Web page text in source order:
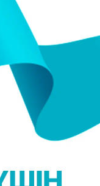
баланың дүниеге
арқылы ол жаңа
үйден шықпаған.
жасаған, өйткені
болды.